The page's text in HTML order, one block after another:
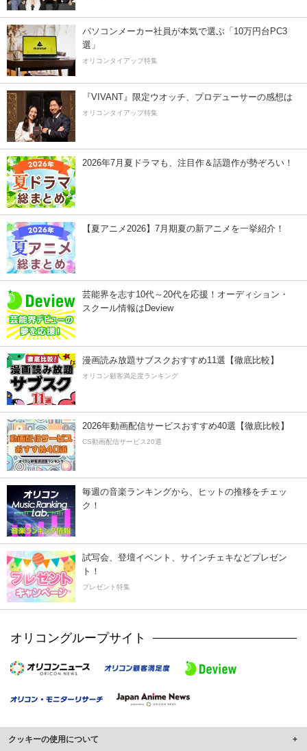
パソコンメーカー社員が本気で選ぶ「10万円台PC3
選」
オリコンタイアップ特集
『VIVANT』限定ウオッチ、プロデューサーの感想は
オリコンタイアップ特集
2026年7月夏ドラマも、注目作＆話題作が勢ぞろい！
【夏アニメ2026】7月期夏の新アニメを一挙紹介！
芸能界を志す10代～20代を応援！オーディション・
スクール情報はDeview
漫画読み放題サブスクおすすめ11選【徹底比較】
オリコン顧客満足度ランキング
2026年動画配信サービスおすすめ40選【徹底比較】
CS動画配信サービス20選
毎週の音楽ランキングから、ヒットの推移をチェッ
ク！
試写会、登壇イベント、サインチェキなどプレゼン
ト！
プレゼント特集
オリコングループサイト
クッキーの使用について